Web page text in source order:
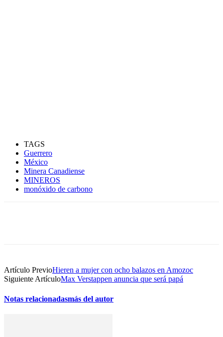
TAGS
Guerrero
México
Minera Canadiense
MINEROS
monóxido de carbono
Artículo PrevioHieren a mujer con ocho balazos en Amozoc
Siguiente ArtículoMax Verstappen anuncia que será papá
Notas relacionadasmás del autor